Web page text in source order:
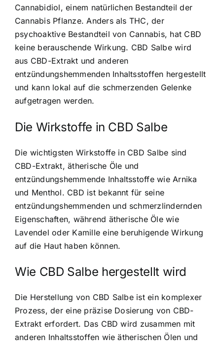
Cannabidiol, einem natürlichen Bestandteil der
Cannabis Pflanze. Anders als THC, der
psychoaktive Bestandteil von Cannabis, hat CBD
keine berauschende Wirkung. CBD Salbe wird
aus CBD-Extrakt und anderen
entzündungshemmenden Inhaltsstoffen hergestellt
und kann lokal auf die schmerzenden Gelenke
aufgetragen werden.
Die Wirkstoffe in CBD Salbe
Die wichtigsten Wirkstoffe in CBD Salbe sind
CBD-Extrakt, ätherische Öle und
entzündungshemmende Inhaltsstoffe wie Arnika
und Menthol. CBD ist bekannt für seine
entzündungshemmenden und schmerzlindernden
Eigenschaften, während ätherische Öle wie
Lavendel oder Kamille eine beruhigende Wirkung
auf die Haut haben können.
Wie CBD Salbe hergestellt wird
Die Herstellung von CBD Salbe ist ein komplexer
Prozess, der eine präzise Dosierung von CBD-
Extrakt erfordert. Das CBD wird zusammen mit
anderen Inhaltsstoffen wie ätherischen Ölen und